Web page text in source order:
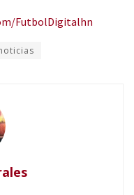
FutbolDigitalhn